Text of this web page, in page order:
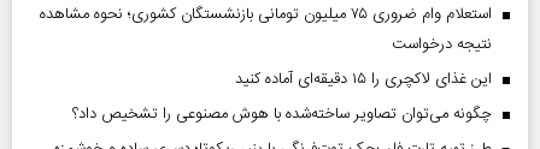
استعلام وام ضروری ۷۵ میلیون تومانی بازنشستگان کشوری؛ نحوه مشاهده
نتیجه درخواست
این غذای لاکچری را ۱۵ دقیقه‌ای آماده کنید
چگونه می‌توان تصاویر ساخته‌شده با هوش مصنوعی را تشخیص داد؟